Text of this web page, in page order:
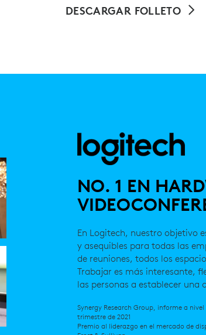
DESCARGAR FOLLETO
NO. 1 EN
En Logitech, nuestro objetivo
y asequibles para todas las
de reuniones, todos los
Trabajar es más interesante,
las personas a establecer una
Synergy Research Group, informe a
trimestre de 2021
Premio al liderazgo en el mercado de